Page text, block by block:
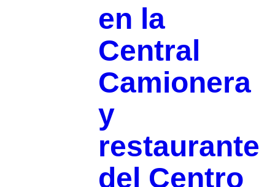
en la
Central
Camionera
y
restaurante
del Centro